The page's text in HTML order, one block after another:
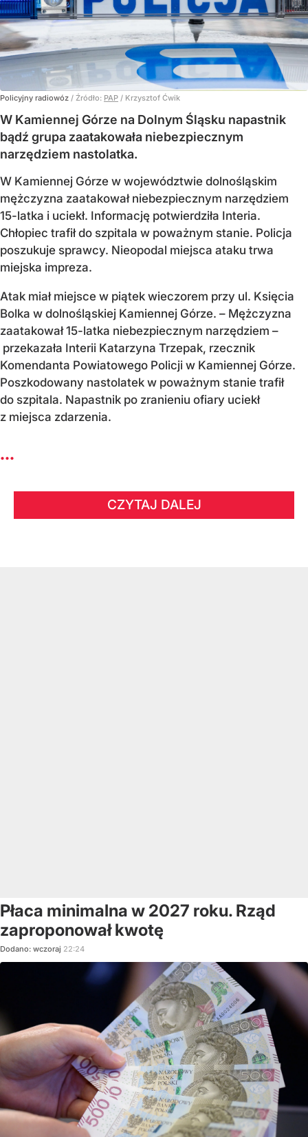
Policyjny radiowóz / Źródło: PAP / Krzysztof Ćwik
W Kamiennej Górze na Dolnym Śląsku napastnik
bądź grupa zaatakowała niebezpiecznym
narzędziem nastolatka.
W Kamiennej Górze w województwie dolnośląskim
mężczyzna zaatakował niebezpiecznym narzędziem
15-latka i uciekł. Informację potwierdziła Interia.
Chłopiec trafił do szpitala w poważnym stanie. Policja
poszukuje sprawcy. Nieopodal miejsca ataku trwa
miejska impreza.
Atak miał miejsce w piątek wieczorem przy ul. Księcia
Bolka w dolnośląskiej Kamiennej Górze. – Mężczyzna
zaatakował 15-latka niebezpiecznym narzędziem –
przekazała Interii Katarzyna Trzepak, rzecznik
Komendanta Powiatowego Policji w Kamiennej Górze.
Poszkodowany nastolatek w poważnym stanie trafił
do szpitala. Napastnik po zranieniu ofiary uciekł
z miejsca zdarzenia.
...
CZYTAJ DALEJ
Płaca minimalna w 2027 roku. Rząd
zaproponował kwotę
Dodano: wczoraj 22:24